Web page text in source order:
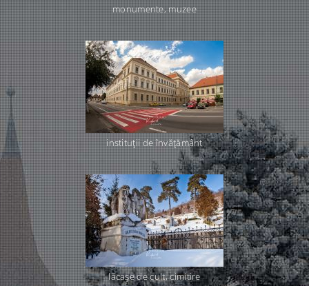
monumente, muzee
instituţii de învăţământ
lăcaşe de cult, cimitire